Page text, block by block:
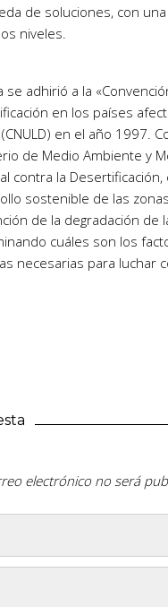
de soluciones, con
niveles.
se adhirió a la
en los países
(CNULD) en el año 1997.
de Medio Ambiente y
contra la
sostenible de las
de la degradación
cuáles son los
necesarias para luchar
electrónico no será